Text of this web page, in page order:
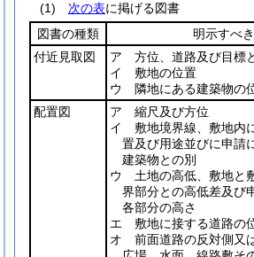
(1)
次の表に掲げる図書
図書の種類
明示すべ
付近見取図
ア 方位、道路及び目標
イ 敷地の位置
ウ 隣地にある建築物の
配置図
ア 縮尺及び方位
イ 敷地境界線、敷地内
置及び用途並びに申請
建築物との別
ウ 土地の高低、敷地と
界部分との高低差及び
各部分の高さ
エ 敷地に接する道路の
オ 前面道路の反対側又